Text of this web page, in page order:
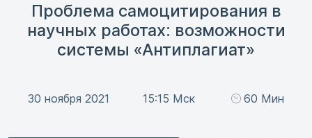
Проблема самоцитирования в
научных работах: возможности
системы «Антиплагиат»
30 ноября 2021 15:15 Мск 60 Мин